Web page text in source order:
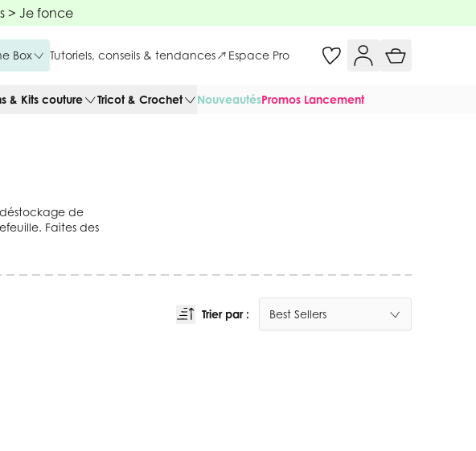
> Je fonce
Box Tutoriels, conseils & tendances Espace Pro
& Kits couture Tricot & Crochet NouveautésPromos Lancement
de
Faites des
Trier par :